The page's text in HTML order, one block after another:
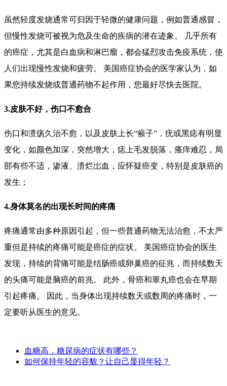
虽然轻度发烧通常可归因于轻微的健康问题，例如普通感冒，
但慢性发烧可被视为危及生命的疾病的潜在迹象。 几乎所有
的癌症，尤其是白血病和淋巴瘤，都会猛烈攻击免疫系统，使
人们出现慢性发烧和疲劳。 美国癌症协会的医学家认为，如
果您持续发烧或普通药物不起作用，您最好尽快去医院。
3.皮肤不好，伤口不愈合
伤口和溃疡久治不愈，以及皮肤上长“瘊子”，疣或黑痣有明显
变化，如颜色加深，突然增大，痣上毛发脱落，瘙痒难忍，局
部有些不适，渗液、溃烂岀血，应怀疑癌变，特别是皮肤癌的
发生；
4.身体莫名的出现长时间的疼痛
疼痛通常由多种原因引起，但一些普通药物无法治愈，不太严
重但是持续的疼痛可能是癌症的症状。 美国癌症协会的医生
发现，持续的背痛可能是结肠癌或卵巢癌的征兆，而持续数天
的头痛可能是脑癌的前兆。 此外，骨癌和睾丸癌也会在早期
引起疼痛。 因此，当身体出现持续数天或数周的疼痛时，一
定要听从医生的意见。
血糖高，糖尿病的症状有哪些？
如何保持年轻的容貌？让自己显得年轻？